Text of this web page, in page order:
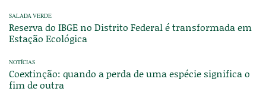
SALADA VERDE
Reserva do IBGE no Distrito Federal é transformada em
Estação Ecológica
NOTÍCIAS
Coextinção: quando a perda de uma espécie significa o
fim de outra